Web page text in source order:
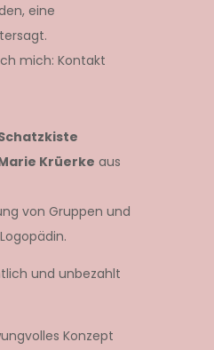
eine
mich: Kontakt
Krüerke aus
von Gruppen und
und unbezahlt
Konzept